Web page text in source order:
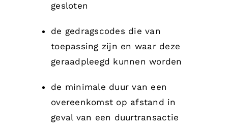
gesloten
de gedragscodes die van
toepassing zijn en waar deze
geraadpleegd kunnen worden
de minimale duur van een
overeenkomst op afstand in
geval van een duurtransactie